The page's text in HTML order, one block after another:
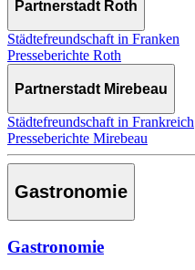
Partnerstadt Roth
Städtefreundschaft in Franken
Presseberichte Roth
Partnerstadt Mirebeau
Städtefreundschaft in Frankreich
Presseberichte Mirebeau
Gastronomie
Gastronomie